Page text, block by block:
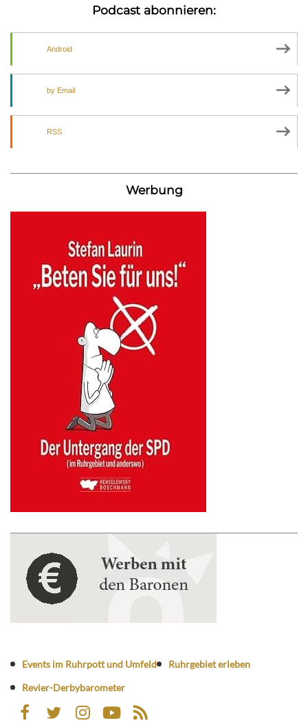
Podcast abonnieren:
Android
by Email
RSS
Werbung
Events im Ruhrpott und Umfeld
Ruhrgebiet erleben
Revier-Derbybarometer